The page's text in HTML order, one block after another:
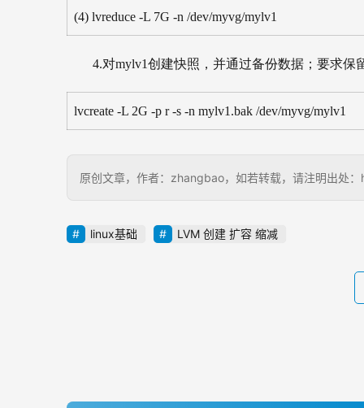
(4) lvreduce -L 7G -n /dev/myvg/mylv1
4.对mylv1创建快照，并通过备份数据；要求保
lvcreate -L 2G -p r -s -n mylv1.bak /dev/myvg/mylv1
原创文章，作者：zhangbao，如若转载，请注明出处
linux基础 LVM 创建 扩容 缩减